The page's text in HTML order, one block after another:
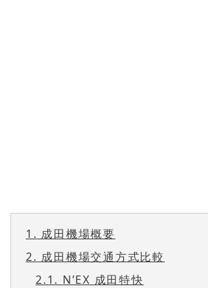
1. 成田機場概要
2. 成田機場交通方式比較
2.1. N’EX 成田特快